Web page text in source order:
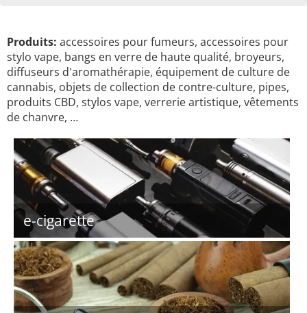
Produits: accessoires pour fumeurs, accessoires pour
stylo vape, bangs en verre de haute qualité, broyeurs,
diffuseurs d'aromathérapie, équipement de culture de
cannabis, objets de collection de contre-culture, pipes,
produits CBD, stylos vape, verrerie artistique, vêtements
de chanvre, …
e-cigarette